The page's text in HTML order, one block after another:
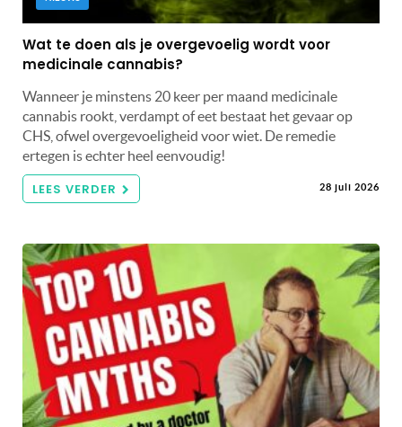
Wat te doen als je overgevoelig wordt voor
medicinale cannabis?
Wanneer je minstens 20 keer per maand medicinale
cannabis rookt, verdampt of eet bestaat het gevaar op
CHS, ofwel overgevoeligheid voor wiet. De remedie
ertegen is echter heel eenvoudig!
LEES VERDER 28 juli 2026